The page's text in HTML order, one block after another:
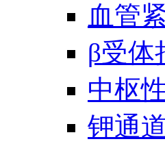
血管
β受体
中枢
钾通